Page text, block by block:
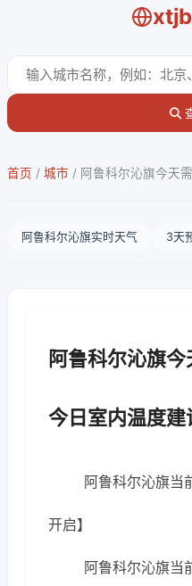
首页 / 城市 / 阿鲁科尔沁旗今天
阿鲁科尔沁旗实时天气 3天
阿鲁科尔沁旗今
今日室内温度建
阿鲁科尔沁旗当
开启】
阿鲁科尔沁旗当